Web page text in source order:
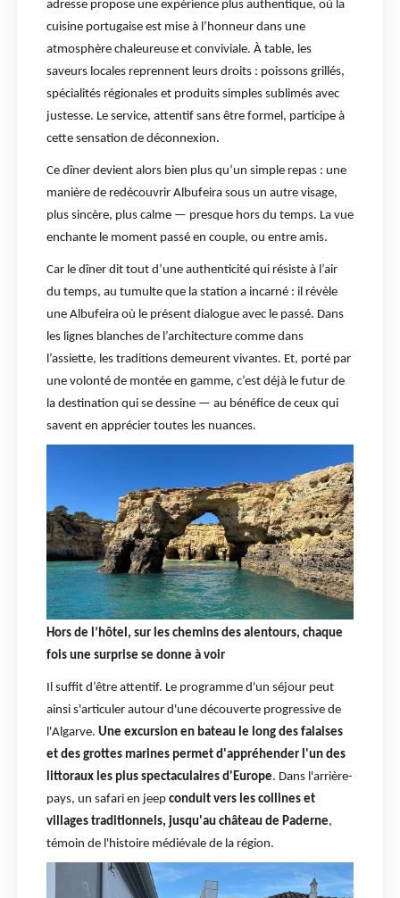
adresse propose une expérience plus authentique, où la
cuisine portugaise est mise à l’honneur dans une
atmosphère chaleureuse et conviviale. À table, les
saveurs locales reprennent leurs droits : poissons grillés,
spécialités régionales et produits simples sublimés avec
justesse. Le service, attentif sans être formel, participe à
cette sensation de déconnexion.
Ce dîner devient alors bien plus qu’un simple repas : une
manière de redécouvrir Albufeira sous un autre visage,
plus sincère, plus calme — presque hors du temps. La vue
enchante le moment passé en couple, ou entre amis.
Car le dîner dit tout d’une authenticité qui résiste à l’air
du temps, au tumulte que la station a incarné : il révèle
une Albufeira où le présent dialogue avec le passé. Dans
les lignes blanches de l’architecture comme dans
l’assiette, les traditions demeurent vivantes. Et, porté par
une volonté de montée en gamme, c’est déjà le futur de
la destination qui se dessine — au bénéfice de ceux qui
savent en apprécier toutes les nuances.
Hors de l’hôtel, sur les chemins des alentours, chaque
fois une surprise se donne à voir
Il suffit d’être attentif. Le programme d'un séjour peut
ainsi s'articuler autour d'une découverte progressive de
l'Algarve. Une excursion en bateau le long des falaises
et des grottes marines permet d'appréhender l'un des
littoraux les plus spectaculaires d'Europe. Dans l'arrière-
pays, un safari en jeep conduit vers les collines et
villages traditionnels, jusqu'au château de Paderne,
témoin de l'histoire médiévale de la région.